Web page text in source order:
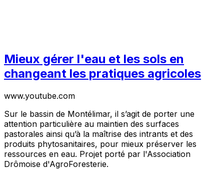
Mieux gérer l'eau et les sols en
changeant les pratiques agricoles
www.youtube.com
Sur le bassin de Montélimar, il s’agit de porter une
attention particulière au maintien des surfaces
pastorales ainsi qu’à la maîtrise des intrants et des
produits phytosanitaires, pour mieux préserver les
ressources en eau. Projet porté par l'Association
Drômoise d'AgroForesterie.